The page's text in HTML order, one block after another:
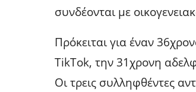
συνδέονται με
Πρόκειται για έναν
TikTok, την 31χρονη
Οι τρεις συλληφθέντες